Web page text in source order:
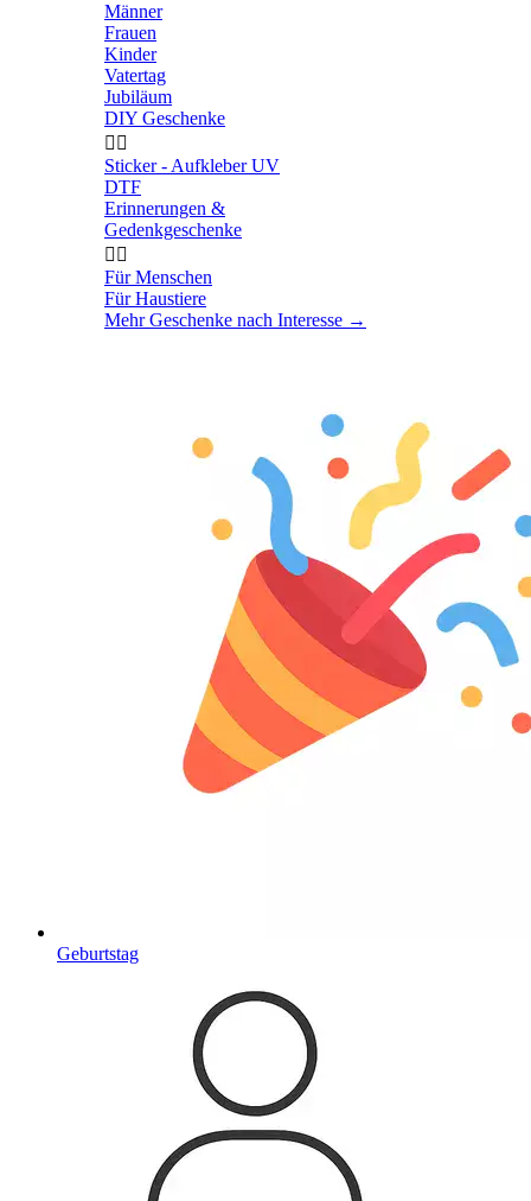
Männer
Frauen
Kinder
Vatertag
Jubiläum
DIY Geschenke
 
Sticker - Aufkleber UV
DTF
Erinnerungen &
Gedenkgeschenke
 
Für Menschen
Für Haustiere
Mehr Geschenke nach Interesse →
Geburtstag